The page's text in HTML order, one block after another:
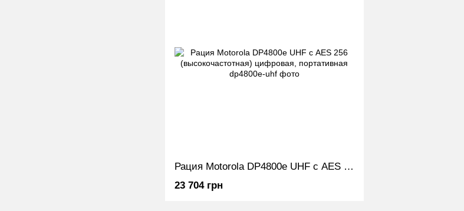
Рация Motorola DP4800e UHF с AES 256 (высокочастотная) цифровая, портативная
23 704 грн